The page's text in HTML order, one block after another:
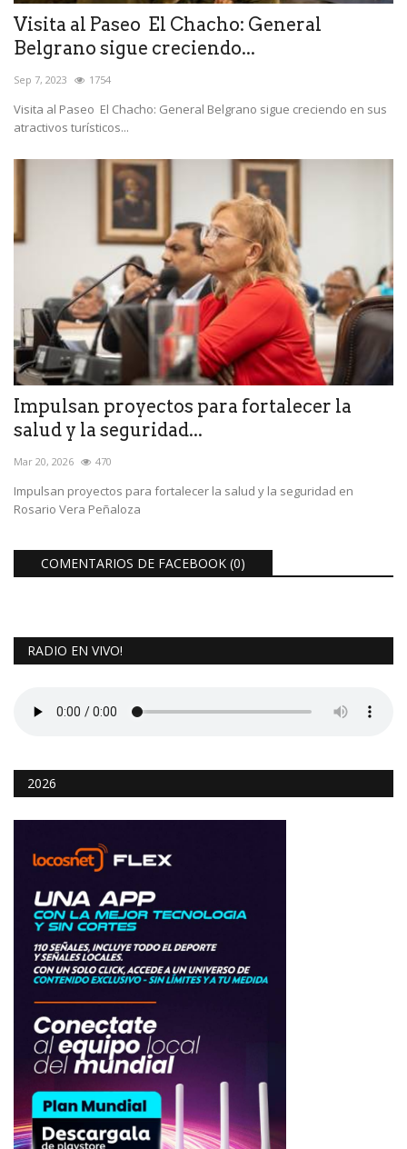
Visita al Paseo El Chacho: General
Belgrano sigue creciendo...
Sep 7, 2023 1754
Visita al Paseo El Chacho: General Belgrano sigue creciendo en sus
atractivos turísticos...
Impulsan proyectos para fortalecer la
salud y la seguridad...
Mar 20, 2026 470
Impulsan proyectos para fortalecer la salud y la seguridad en
Rosario Vera Peñaloza
COMENTARIOS DE FACEBOOK (0)
RADIO EN VIVO!
2026